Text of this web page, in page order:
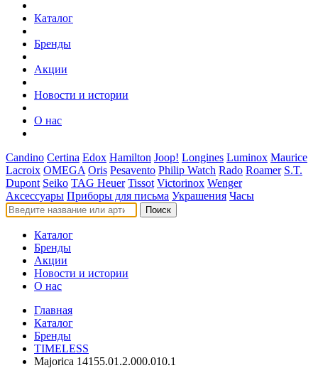
Каталог
Бренды
Акции
Новости и истории
О нас
Candino Certina Edox Hamilton Joop! Longines Luminox Maurice
Lacroix OMEGA Oris Pesavento Philip Watch Rado Roamer S.T.
Dupont Seiko TAG Heuer Tissot Victorinox Wenger
Аксессуары Приборы для письма Украшения Часы
Поиск
Каталог
Бренды
Акции
Новости и истории
О нас
Главная
Каталог
Бренды
TIMELESS
Majorica 14155.01.2.000.010.1